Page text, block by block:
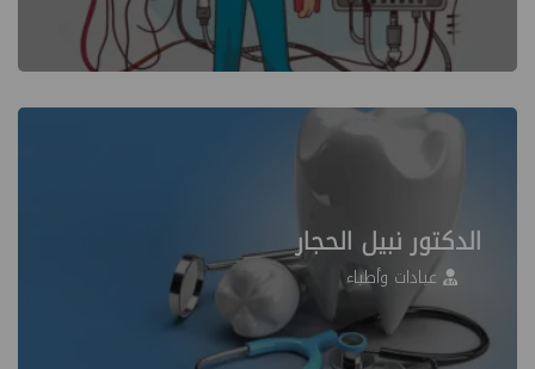
الدكتور نبيل الحجار
عيادات وأطباء